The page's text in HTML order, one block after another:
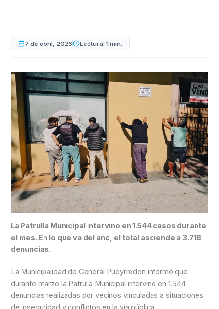
7 de abril, 2026 Lectura: 1 min.
La Patrulla Municipal intervino en 1.544 casos durante
el mes. En lo que va del año, el total asciende a 3.718
denuncias.
La Municipalidad de General Pueyrredon informó que
durante marzo la Patrulla Municipal intervino en 1.544
denuncias realizadas por vecinos vinculadas a situaciones
de inseguridad y conflictos en la vía pública.